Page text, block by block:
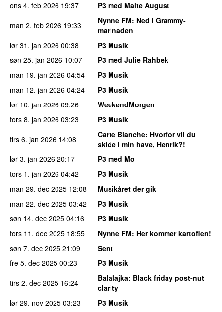
ons 4. feb 2026 19:37
P3 med Malte August
man 2. feb 2026 19:33 Nynne FM: Ned i Grammy-
marinaden
lør 31. jan 2026 00:38
P3 Musik
søn 25. jan 2026 10:07
P3 med Julie Rahbek
man 19. jan 2026 04:54
P3 Musik
man 12. jan 2026 04:24
P3 Musik
lør 10. jan 2026 09:26
WeekendMorgen
tors 8. jan 2026 03:23
P3 Musik
tirs 6. jan 2026 14:08 Carte Blanche: Hvorfor vil du
skide i min have, Henrik?!
lør 3. jan 2026 20:17
P3 med Mo
tors 1. jan 2026 04:42
P3 Musik
man 29. dec 2025 12:08
Musikåret der gik
man 22. dec 2025 03:42
P3 Musik
søn 14. dec 2025 04:16
P3 Musik
tors 11. dec 2025 18:55 Nynne FM: Her kommer kartoflen!
søn 7. dec 2025 21:09
Sent
fre 5. dec 2025 00:23
P3 Musik
tirs 2. dec 2025 16:24 Balalajka: Black friday post-nut
clarity
lør 29. nov 2025 03:23 P3 Musik